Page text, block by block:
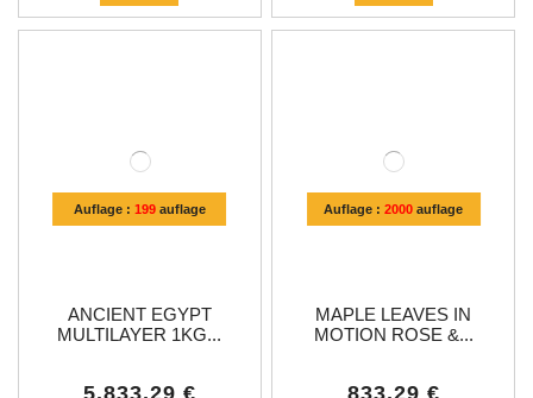
Auflage : 199auflage
ANCIENT EGYPT
MULTILAYER 1KG...
Auflage :2000 auflage
MAPLE LEAVES IN
MOTION ROSE &...